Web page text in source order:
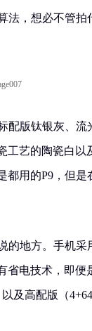
法，想必不管拍
配版钛银灰、
工艺的陶瓷白以
用的P9，但是
的地方。手机采
省电技术，即便
及高配版（